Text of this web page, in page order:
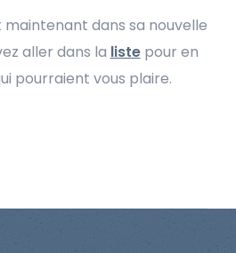
dans sa nouvelle
aller dans la listepour en
pourraient vous plaire.